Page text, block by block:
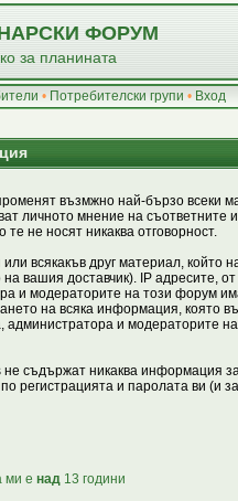
ФОРУМ
за планината
• Потребителски групи • Вход
възмжно най-бързо всеки
личното мнение на съответните
не носят никаква отговорност.
всякакъв друг материал, който
вашия доставчик). IP адресите,
и модераторите на този форум
на всяка информация, която
и модераторите
съдържат никаква информация
регистрацията и паролата ви (и
ми е над13 години